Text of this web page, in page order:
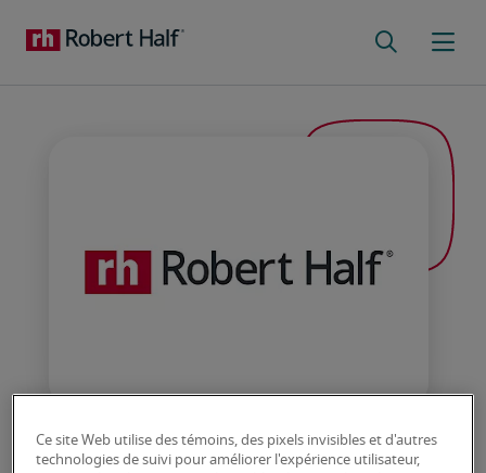
Nos distinctions :
Ce site Web utilise des témoins, des pixels invisibles et d'autres
technologies de suivi pour améliorer l'expérience utilisateur,